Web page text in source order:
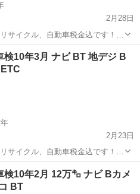
2月28日
サイクル、自動車税金込です！
きます。 県外登録陸送別となり
プワゴン 車両
検10年3月 ナビ BT 地デジ B
2月23日
サイクル、自動車税金込です！
きます。 県外登録陸送別となり
車両
検10年2月 12万㌔ ナビ Bカメ
BT